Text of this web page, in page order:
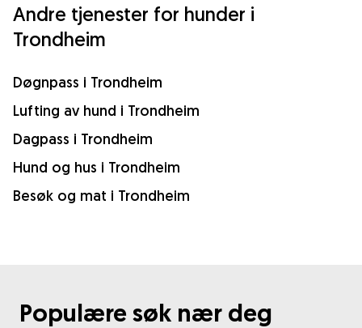
Andre tjenester for hunder i
Trondheim
Døgnpass i Trondheim
Lufting av hund i Trondheim
Dagpass i Trondheim
Hund og hus i Trondheim
Besøk og mat i Trondheim
Populære søk nær deg